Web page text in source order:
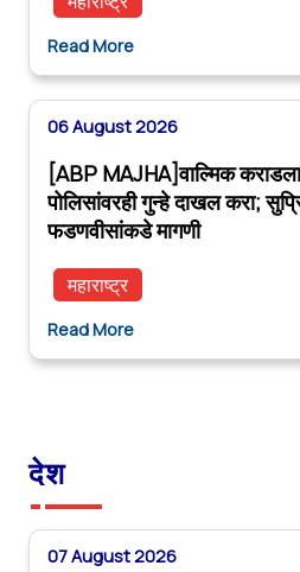
Read More
06 August 2026
[ABP MAJHA]वाल्मिक कराडला
पोलिसांवरही गुन्हे दाखल करा;
फडणवीसांकडे मागणी
महाराष्ट्र
Read More
देश
07 August 2026